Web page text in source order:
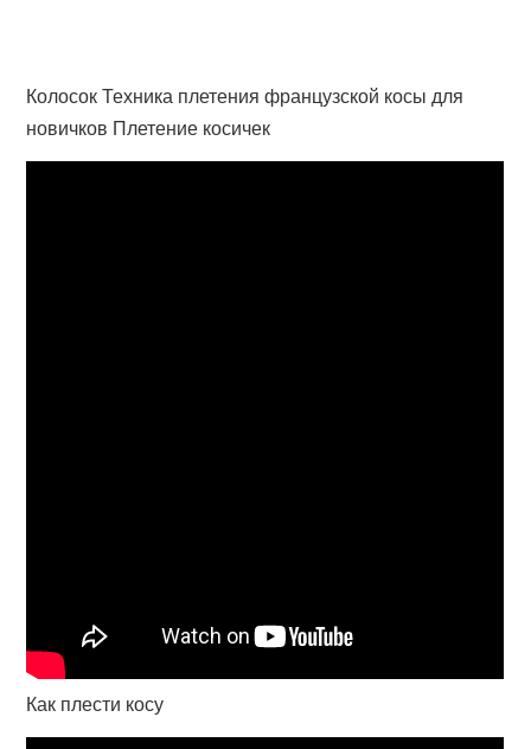
Колосок Техника плетения французской косы для
новичков Плетение косичек
Как плести косу